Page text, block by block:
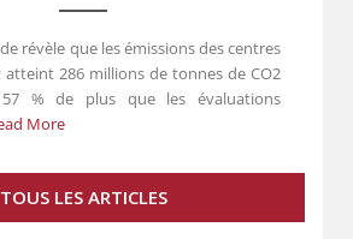
révèle que les émissions des centres
286 millions de tonnes de CO2
% de plus que les évaluations
More
TOUS LES ARTICLES